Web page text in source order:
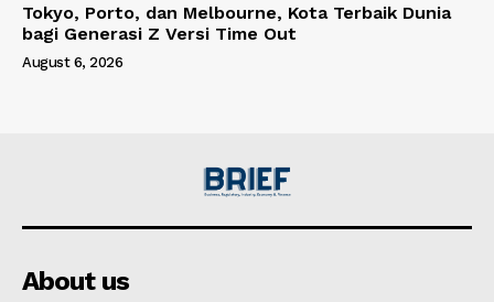
Tokyo, Porto, dan Melbourne, Kota Terbaik Dunia
bagi Generasi Z Versi Time Out
August 6, 2026
About us